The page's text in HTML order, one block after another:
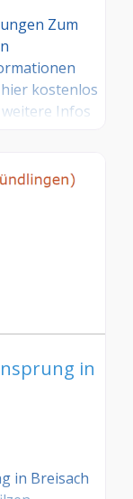
Zum
kostenlos
Infos
mit anderen
in
in Breisach